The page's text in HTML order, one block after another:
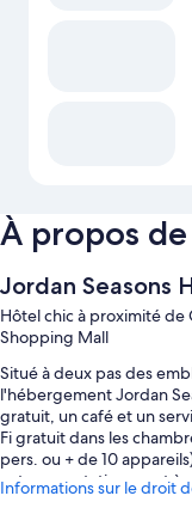
À propos
Jordan Seasons
Hôtel chic à proximité de
Shopping Mall
Situé à deux pas des
l'hébergement Jordan
gratuit, un café et un
Fi gratuit dans les
pers. ou + de 10
autres prestations sont à
Informations sur le droit